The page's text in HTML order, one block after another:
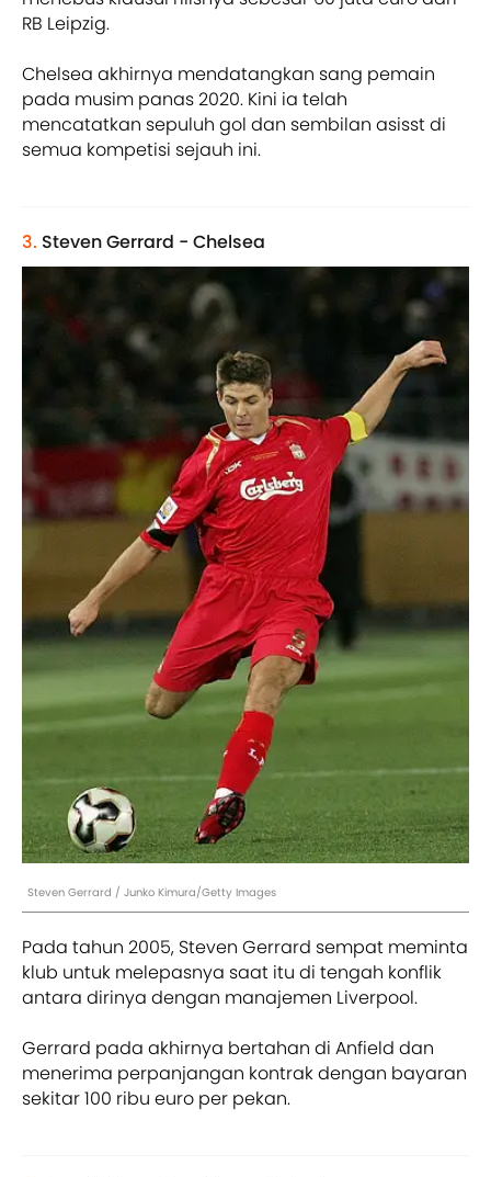
RB Leipzig.
Chelsea akhirnya mendatangkan sang pemain
pada musim panas 2020. Kini ia telah
mencatatkan sepuluh gol dan sembilan asisst di
semua kompetisi sejauh ini.
3. Steven Gerrard - Chelsea
Steven Gerrard / Junko Kimura/Getty Images
Pada tahun 2005, Steven Gerrard sempat meminta
klub untuk melepasnya saat itu di tengah konflik
antara dirinya dengan manajemen Liverpool.
Gerrard pada akhirnya bertahan di Anfield dan
menerima perpanjangan kontrak dengan bayaran
sekitar 100 ribu euro per pekan.